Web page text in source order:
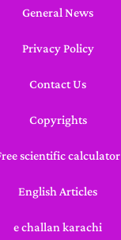
General News
Privacy Policy
Contact Us
Copyrights
scientific calculator
English Articles
e challan karachi